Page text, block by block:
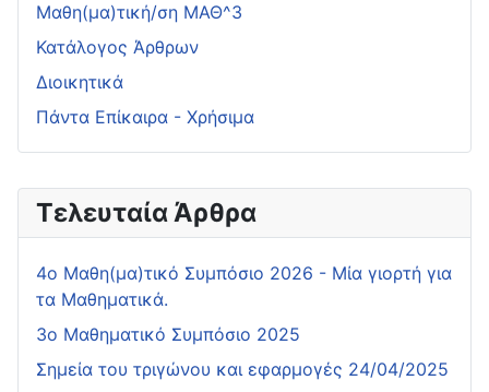
Τελευταία Άρθρα
4o Μαθη(μα)τικό Συμπόσιο 2026 - Μία γιορτή για
τα Μαθηματικά.
3ο Μαθηματικό Συμπόσιο 2025
Σημεία του τριγώνου και εφαρμογές 24/04/2025
Μαθη(μα)τική/ση ΜΑΘ^3
Κατάλογος Άρθρων
Διοικητικά
Πάντα Επίκαιρα - Χρήσιμα